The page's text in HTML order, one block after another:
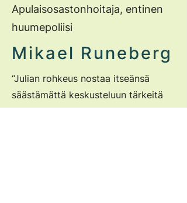
Apulaisosastonhoitaja, entinen
huumepoliisi
Mikael Runeberg
“Julian rohkeus nostaa itseänsä
säästämättä keskusteluun tärkeitä
aiheita, herätti minut ja ymmärsin